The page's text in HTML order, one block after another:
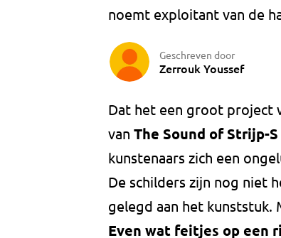
noemt exploitant van de
Geschreven door
Zerrouk Youssef
Dat het een groot project
van The Sound of Strijp-S
kunstenaars zich een
De schilders zijn nog niet
gelegd aan het kunststuk.
Even wat feitjes op een